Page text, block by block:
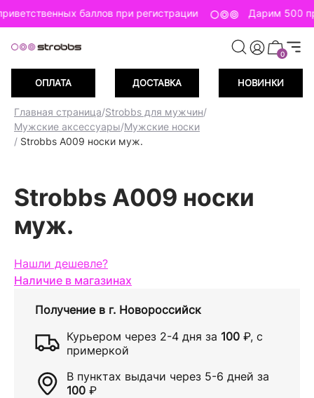
баллов при регистрации Дарим 500
0
ОПЛАТА ДОСТАВКА НОВИНКИ
Главная страница/Strobbs для мужчин/
Мужские аксессуары/Мужские носки
/ Strobbs A009 носки муж.
Strobbs A009 носки
муж.
Нашли дешевле?
Наличие в магазинах
Получение в г. Новороссийск
Курьером через 2-4 дня за 100 ₽, с
примеркой
В пунктах выдачи через 5-6 дней за
100 ₽